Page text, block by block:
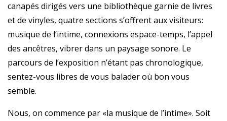
canapés dirigés vers une bibliothèque garnie de livres
et de vinyles, quatre sections s’offrent aux visiteurs:
musique de l’intime, connexions espace-temps, l’appel
des ancêtres, vibrer dans un paysage sonore. Le
parcours de l’exposition n’étant pas chronologique,
sentez-vous libres de vous balader où bon vous
semble.
Nous, on commence par «la musique de l’intime». Soit